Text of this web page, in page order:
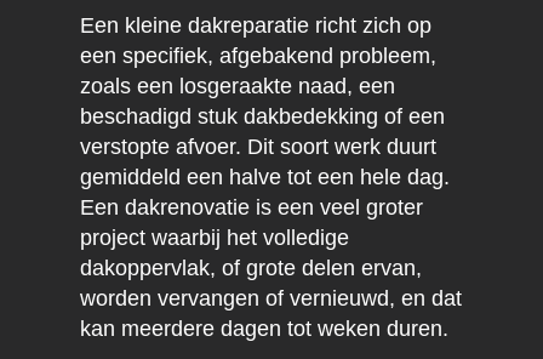
Een kleine dakreparatie richt zich op
een specifiek, afgebakend probleem,
zoals een losgeraakte naad, een
beschadigd stuk dakbedekking of een
verstopte afvoer. Dit soort werk duurt
gemiddeld een halve tot een hele dag.
Een dakrenovatie is een veel groter
project waarbij het volledige
dakoppervlak, of grote delen ervan,
worden vervangen of vernieuwd, en dat
kan meerdere dagen tot weken duren.